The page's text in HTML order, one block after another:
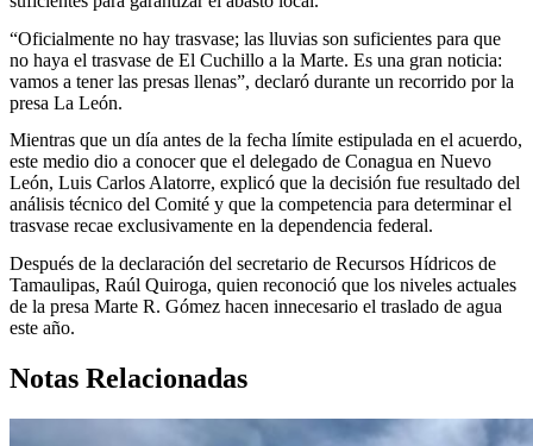
“Oficialmente no hay trasvase; las lluvias son suficientes para que
no haya el trasvase de El Cuchillo a la Marte. Es una gran noticia:
vamos a tener las presas llenas”, declaró durante un recorrido por la
presa La León.
Mientras que un día antes de la fecha límite estipulada en el acuerdo,
este medio dio a conocer que el delegado de Conagua en Nuevo
León, Luis Carlos Alatorre, explicó que la decisión fue resultado del
análisis técnico del Comité y que la competencia para determinar el
trasvase recae exclusivamente en la dependencia federal.
Después de la declaración del secretario de Recursos Hídricos de
Tamaulipas, Raúl Quiroga, quien reconoció que los niveles actuales
de la presa Marte R. Gómez hacen innecesario el traslado de agua
este año.
Notas Relacionadas